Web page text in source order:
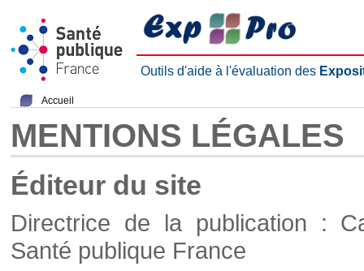
Outils d'aide à l'évaluation des
Accueil
MENTIONS LÉGALES
Éditeur du site
Directrice de la publication :
Santé publique France